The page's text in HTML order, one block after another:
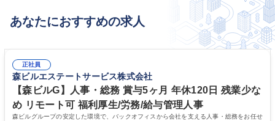
あなたにおすすめの求人
正社員
森ビルエステートサービス株式会社
【森ビルG】人事・総務 賞与5ヶ月 年休120日 残業少な
め リモート可 福利厚生/労務/給与管理人事
森ビルグループの安定した環境で、バックオフィスから会社を支える人事・総務をお任せ